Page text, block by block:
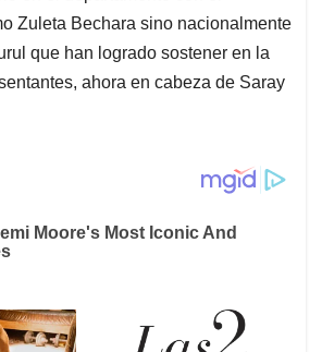
Zuleta Bechara sino nacionalmente
que han logrado sostener en la
ahora en cabeza de Saray